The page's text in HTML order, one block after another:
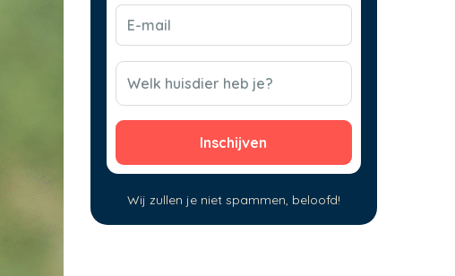
E-
mail
CAPTCHA
Welk huisdier heb je?
Wij zullen je niet spammen, beloofd!